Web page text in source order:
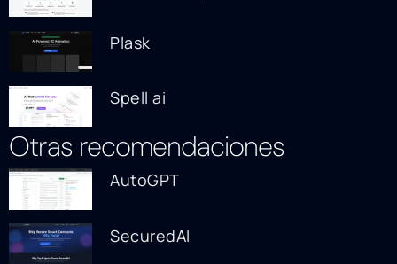
Plask
Spell ai
Otras recomendaciones
AutoGPT
SecuredAI